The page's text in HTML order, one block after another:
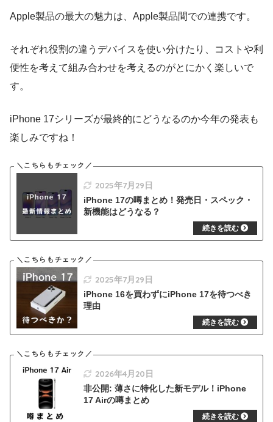
Apple製品の最大の魅力は、Apple製品間での連携です。
それぞれ役割の違うデバイスを使い分けたり、コストや利
便性を考えて組み合わせを考えるのがとにかく楽しいで
す。
iPhone 17シリーズが最終的にどうなるのか今年の発表も
楽しみですね！
2025年7月29日
iPhone 17の噂まとめ！発売日・スペック・
新機能はどうなる？
2025年7月29日
iPhone 16を買わずにiPhone 17を待つべき
理由
2026年4月20日
非公開: 薄さに特化した新モデル！iPhone
17 Airの噂まとめ